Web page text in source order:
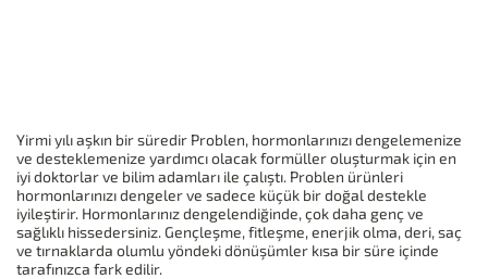
Yirmi yılı aşkın bir süredir Problen, hormonlarınızı dengelemenize
ve desteklemenize yardımcı olacak formüller oluşturmak için en
iyi doktorlar ve bilim adamları ile çalıştı. Problen ürünleri
hormonlarınızı dengeler ve sadece küçük bir doğal destekle
iyileştirir. Hormonlarınız dengelendiğinde, çok daha genç ve
sağlıklı hissedersiniz. Gençleşme, fitleşme, enerjik olma, deri, saç
ve tırnaklarda olumlu yöndeki dönüşümler kısa bir süre içinde
tarafınızca fark edilir.